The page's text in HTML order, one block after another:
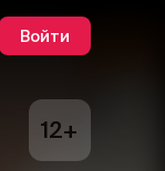
Войти
12+